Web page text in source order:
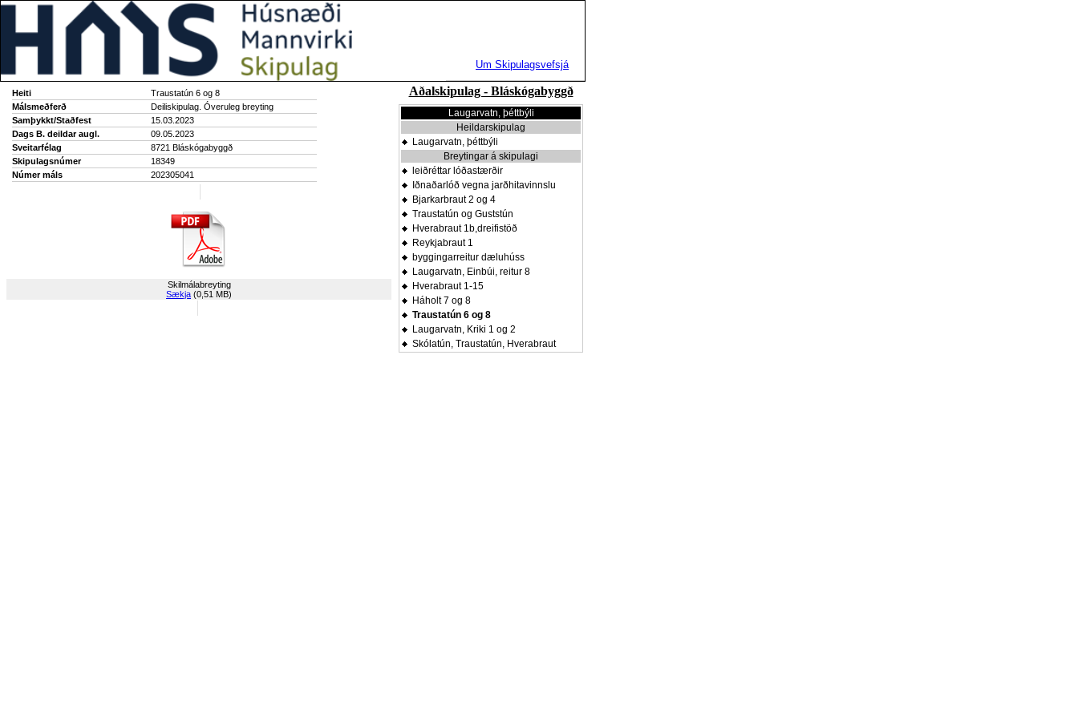
Um Skipulagsvefsjá
Heiti
Traustatún 6 og 8
Málsmeðferð
Deiliskipulag. Óveruleg breyting
Samþykkt/Staðfest
15.03.2023
Dags B. deildar augl.
09.05.2023
Sveitarfélag
8721 Bláskógabyggð
Skipulagsnúmer
18349
Númer máls
202305041
Skilmálabreyting
Sækja (0,51 MB)
Aðalskipulag - Bláskógabyggð
Laugarvatn, þéttbýli
Heildarskipulag
Laugarvatn, þéttbýli
Breytingar á skipulagi
leiðréttar lóðastærðir
Iðnaðarlóð vegna jarðhitavinnslu
Bjarkarbraut 2 og 4
Traustatún og Guststún
Hverabraut 1b,dreifistöð
Reykjabraut 1
byggingarreitur dæluhúss
Laugarvatn, Einbúi, reitur 8
Hverabraut 1-15
Háholt 7 og 8
Traustatún 6 og 8
Laugarvatn, Kriki 1 og 2
Skólatún, Traustatún, Hverabraut